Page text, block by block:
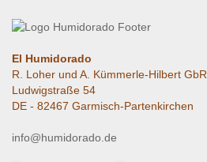
El Humidorado
R. Loher und A. Kümmerle-Hilbert GbR
Ludwigstraße 54
DE - 82467 Garmisch-Partenkirchen
info@humidorado.de